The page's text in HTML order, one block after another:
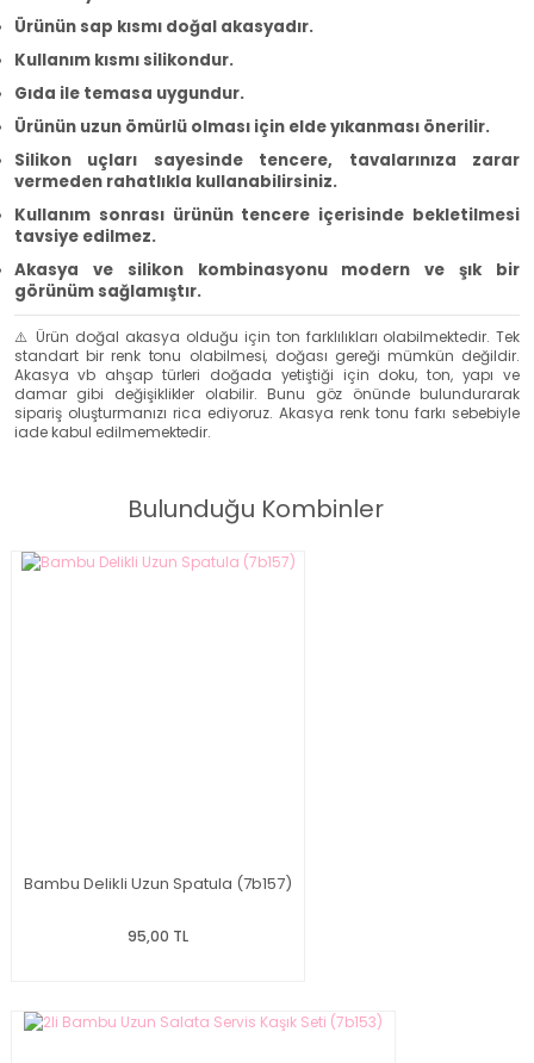
Ürünün sap kısmı doğal akasyadır.
Kullanım kısmı silikondur.
Gıda ile temasa uygundur.
Ürünün uzun ömürlü olması için elde yıkanması önerilir.
Silikon uçları sayesinde tencere, tavalarınıza zarar
vermeden rahatlıkla kullanabilirsiniz.
Kullanım sonrası ürünün tencere içerisinde bekletilmesi
tavsiye edilmez.
Akasya ve silikon kombinasyonu modern ve şık bir
görünüm sağlamıştır.
⚠️ Ürün doğal akasya olduğu için ton farklılıkları olabilmektedir. Tek
standart bir renk tonu olabilmesi, doğası gereği mümkün değildir.
Akasya vb ahşap türleri doğada yetiştiği için doku, ton, yapı ve
damar gibi değişiklikler olabilir. Bunu göz önünde bulundurarak
sipariş oluşturmanızı rica ediyoruz. Akasya renk tonu farkı sebebiyle
iade kabul edilmemektedir.
Bulunduğu Kombinler
Bambu Delikli Uzun Spatula (7b157)
95,00 TL